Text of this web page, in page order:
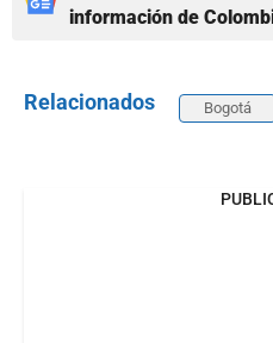
información de
Relacionados Bogotá